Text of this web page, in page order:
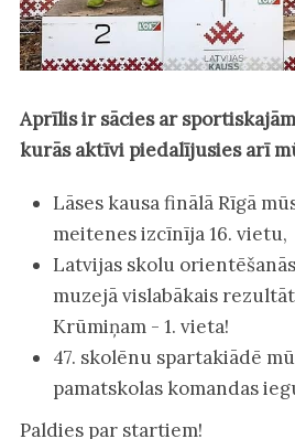
Aprīlis ir sācies ar
kurās aktīvi piedalījusies arī
Lāses kausa finālā Rīgā
meitenes izcīnīja 16. vietu,
Latvijas skolu
muzejā vislabākais
Krūmiņam - 1. vieta!
47. skolēnu spartakiādē
pamatskolas komandas
Paldies par startiem!